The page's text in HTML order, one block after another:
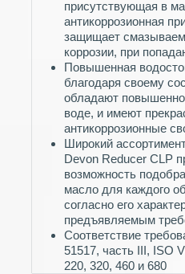
присутствующая в
антикоррозионная
защищает
коррозии, при
Повышенная
благодаря своему
обладают
воде, и имеют
антикоррозионные
Широкий
Devon Reducer CLP
возможность
масло для каждого
согласно его
предъявляемым
Соответствие
51517, часть III, ISO
220, 320, 460 и 680